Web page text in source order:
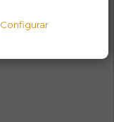
Configurar